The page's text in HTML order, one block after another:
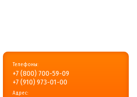
Телефоны:
+7 (800) 700-59-09
+7 (910) 973-01-00
Адрес: